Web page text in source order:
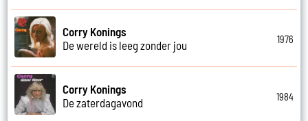
Corry Konings
De wereld is leeg zonder jou
1976
Corry Konings
De zaterdagavond
1984